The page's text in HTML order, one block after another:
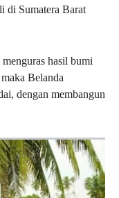
di Sumatera Barat
hasil bumi
Belanda
dengan membangun